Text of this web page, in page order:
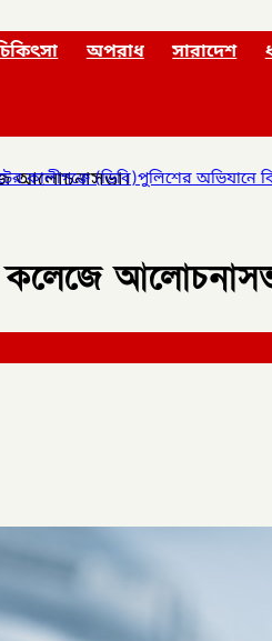
অপরাধ সারাদেশ
অভিযানে বিপুল পরিমাণ মাদকদ্রব্য
আলোচনাসভা।
কলেজে